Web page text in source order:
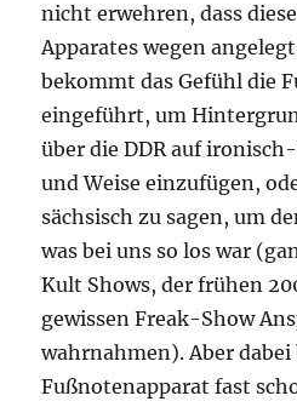
nicht erwehren, dass
Apparates wegen
bekommt das Gefühl die
eingeführt, um
über die DDR auf
und Weise einzufügen,
sächsisch zu sagen, um
was bei uns so los war
Kult Shows, der frühen
gewissen Freak-Show
wahrnahmen). Aber
Fußnotenapparat fast